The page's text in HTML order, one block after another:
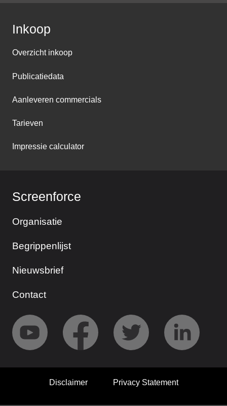
Inkoop
Overzicht inkoop
Publicatiedata
Aanleveren commercials
Tarieven
Impressie calculator
Screenforce
Organisatie
Begrippenlijst
Nieuwsbrief
Contact
Disclaimer Privacy Statement